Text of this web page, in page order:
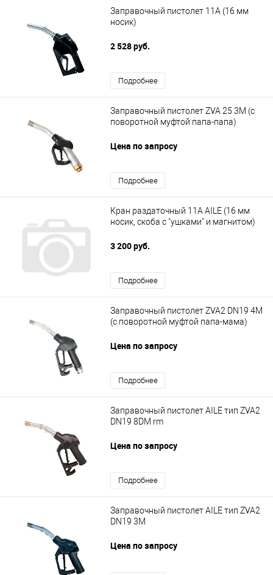
Заправочный пистолет 11А (16 мм
носик)
2 528 руб.
Подробнее
Заправочный пистолет ZVA 25 3M (с
поворотной муфтой папа-папа)
Цена по запросу
Подробнее
Кран раздаточный 11A AILE (16 мм
носик, скоба с "ушками" и магнитом)
3 200 руб.
Подробнее
Заправочный пистолет ZVA2 DN19 4M
(с поворотной муфтой папа-мама)
Цена по запросу
Подробнее
Заправочный пистолет AILE тип ZVA2
DN19 8DM rm
Цена по запросу
Подробнее
Заправочный пистолет AILE тип ZVA2
DN19 3M
Цена по запросу